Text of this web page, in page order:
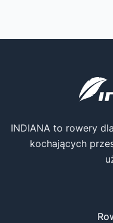
INDIANA to rowery
kochających